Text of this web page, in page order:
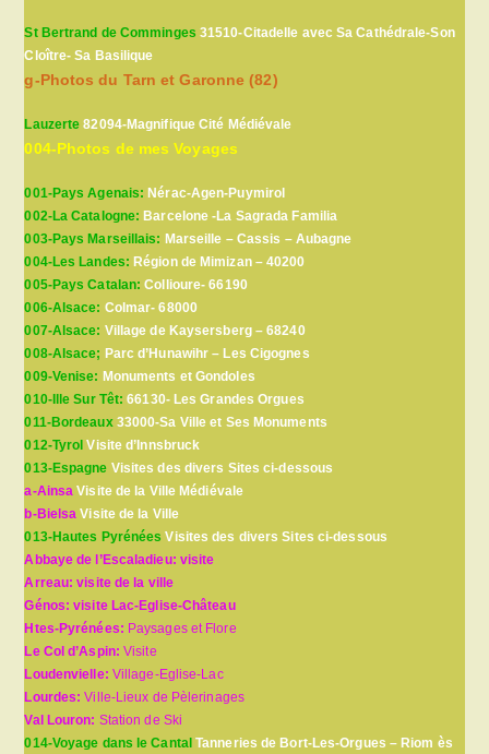
St Bertrand de Comminges 31510-Citadelle avec Sa Cathédrale-Son
Cloître- Sa Basilique
g-Photos du Tarn et Garonne (82)
Lauzerte 82094-Magnifique Cité Médiévale
004-Photos de mes Voyages
001-Pays Agenais: Nérac-Agen-Puymirol
002-La Catalogne: Barcelone -La Sagrada Familia
003-Pays Marseillais: Marseille – Cassis – Aubagne
004-Les Landes: Région de Mimizan – 40200
005-Pays Catalan:Collioure- 66190
006-Alsace: Colmar- 68000
007-Alsace: Village de Kaysersberg – 68240
008-Alsace; Parc d’Hunawihr – Les Cigognes
009-Venise: Monuments et Gondoles
010-Ille Sur Têt:66130- Les Grandes Orgues
011-Bordeaux33000-Sa Ville et Ses Monuments
012-Tyrol Visite d’Innsbruck
013-Espagne Visites des divers Sites ci-dessous
a-Ainsa Visite de la Ville Médiévale
b-Bielsa Visite de la Ville
013-Hautes Pyrénées Visites des divers Sites ci-dessous
Abbaye de l’Escaladieu: visite
Arreau: visite de la ville
Génos: visite Lac-Eglise-Château
Htes-Pyrénées: Paysages et Flore
Le Col d’Aspin:Visite
Loudenvielle: Village-Eglise-Lac
Lourdes:Ville-Lieux de Pèlerinages
Val Louron: Station de Ski
014-Voyage dans le Cantal Tanneries de Bort-Les-Orgues – Riom ès